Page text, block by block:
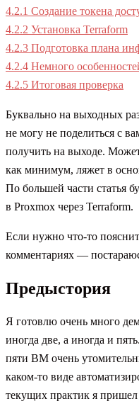
4.2.1 Создание токена
4.2.2 Установка Terraform
4.2.3 Подготовка плана
4.2.4 Немного
4.2.5 Итоговая проверка
Буквально на выходных
не могу не поделиться с
получить на выходе.
как минимум, ляжет в
По большей части статья
в Proxmox через Terraform.
Если нужно что-то
комментариях —
Предыстория
Я готовлю очень много
иногда две, а иногда и
пяти ВМ очень
каком-то виде
текущих практик я